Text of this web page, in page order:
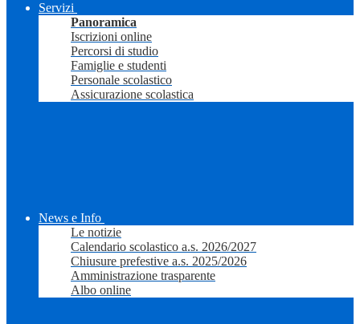
Servizi
Panoramica
Iscrizioni online
Percorsi di studio
Famiglie e studenti
Personale scolastico
Assicurazione scolastica
News e Info
Le notizie
Calendario scolastico a.s. 2026/2027
Chiusure prefestive a.s. 2025/2026
Amministrazione trasparente
Albo online